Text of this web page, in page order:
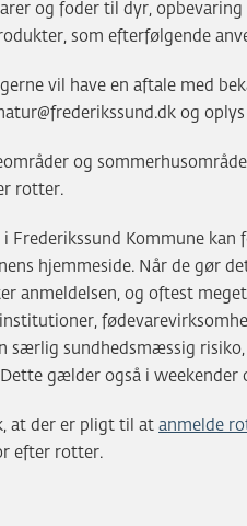
og foder til dyr,
som efterfølgende
vil have en aftale med
og
og
rotter.
i Frederikssund Kommune
hjemmeside. Når de gør
anmeldelsen, og oftest
særlig sundhedsmæssig
gælder også i weekender
at der er pligt til at anmelde
efter rotter.